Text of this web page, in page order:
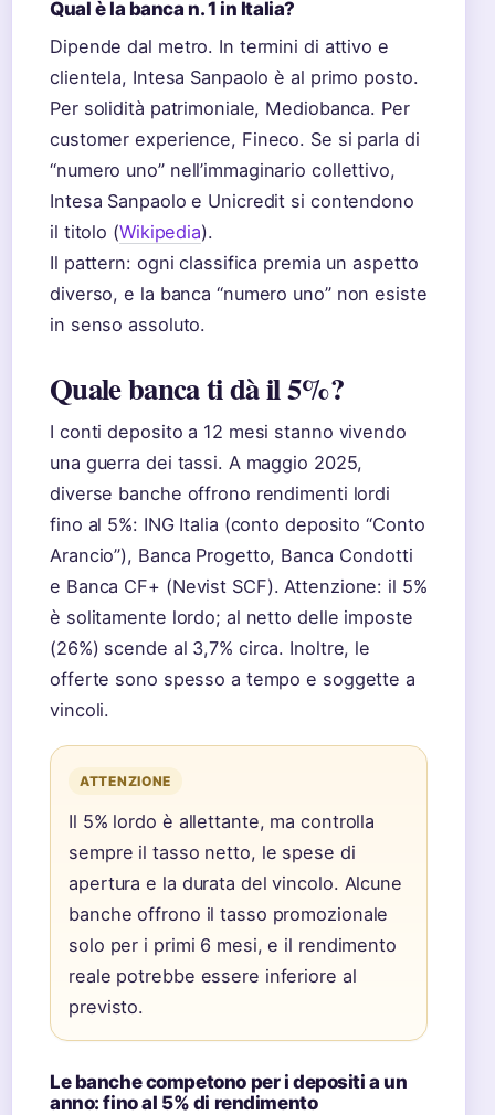
Qual è la banca n. 1 in Italia?
Dipende dal metro. In termini di attivo e
clientela, Intesa Sanpaolo è al primo posto.
Per solidità patrimoniale, Mediobanca. Per
customer experience, Fineco. Se si parla di
“numero uno” nell’immaginario collettivo,
Intesa Sanpaolo e Unicredit si contendono
il titolo (Wikipedia).
Il pattern: ogni classifica premia un aspetto
diverso, e la banca “numero uno” non esiste
in senso assoluto.
Quale banca ti dà il 5%?
I conti deposito a 12 mesi stanno vivendo
una guerra dei tassi. A maggio 2025,
diverse banche offrono rendimenti lordi
fino al 5%: ING Italia (conto deposito “Conto
Arancio”), Banca Progetto, Banca Condotti
e Banca CF+ (Nevist SCF). Attenzione: il 5%
è solitamente lordo; al netto delle imposte
(26%) scende al 3,7% circa. Inoltre, le
offerte sono spesso a tempo e soggette a
vincoli.
ATTENZIONE
Il 5% lordo è allettante, ma controlla
sempre il tasso netto, le spese di
apertura e la durata del vincolo. Alcune
banche offrono il tasso promozionale
solo per i primi 6 mesi, e il rendimento
reale potrebbe essere inferiore al
previsto.
Le banche competono per i depositi a un
anno: fino al 5% di rendimento